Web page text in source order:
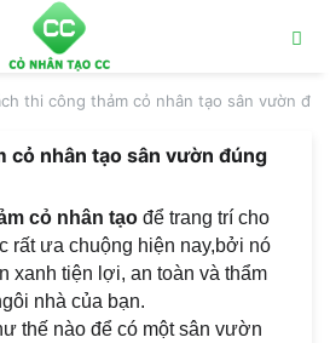
thi công thảm cỏ nhân tạo sân vườn
cỏ nhân tạo sân vườn đúng
cỏ nhân tạo để trang trí cho
rất ưa chuộng hiện nay,bởi nó
xanh tiện lợi, an toàn và thẩm
nhà của bạn.
thế nào để có một sân vườn